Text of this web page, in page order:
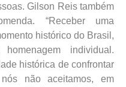
Gilson Reis também
“Receber uma
histórico do Brasil,
individual.
histórica de confrontar
não aceitamos, em